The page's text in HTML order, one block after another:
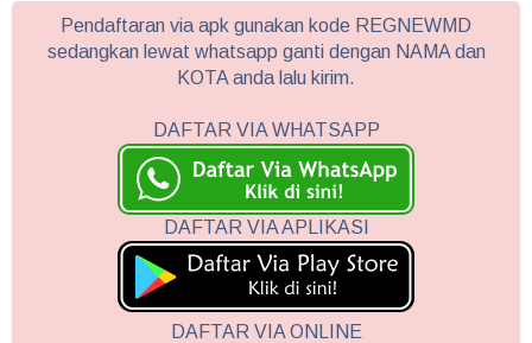
Pendaftaran via apk gunakan kode REGNEWMD
sedangkan lewat whatsapp ganti dengan NAMA dan
KOTA anda lalu kirim.
DAFTAR VIA WHATSAPP
DAFTAR VIA APLIKASI
DAFTAR VIA ONLINE